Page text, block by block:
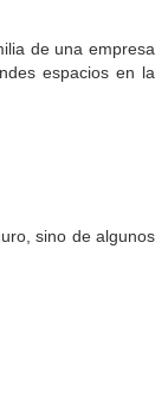
de una empresa
espacios en la
sino de algunos